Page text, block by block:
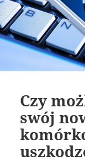
Czy
swój